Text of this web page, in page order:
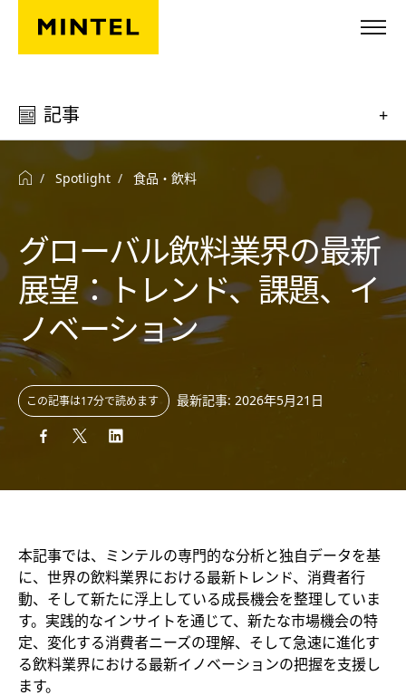
Skip to main content
記事 +
Spotlight 食品・飲料
グローバル飲料業界の最新
展望：トレンド、課題、イ
ノベーション
この記事は17分で読めます 最新記事: 2026年5月21日
本記事では、ミンテルの専門的な分析と独自データを基
に、世界の飲料業界における最新トレンド、消費者行
動、そして新たに浮上している成長機会を整理していま
す。実践的なインサイトを通じて、新たな市場機会の特
定、変化する消費者ニーズの理解、そして急速に進化す
る飲料業界における最新イノベーションの把握を支援し
ます。